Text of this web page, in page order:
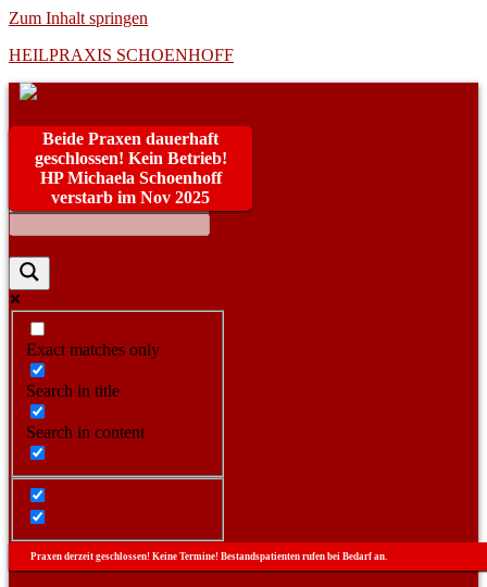
Zum Inhalt springen
HEILPRAXIS SCHOENHOFF
Beide Praxen dauerhaft
geschlossen! Kein Betrieb!
HP Michaela Schoenhoff
verstarb im Nov 2025
Exact matches only
Search in title
Search in content
Praxen derzeit geschlossen! Keine Termine! Bestandspatienten rufen bei Bedarf an.